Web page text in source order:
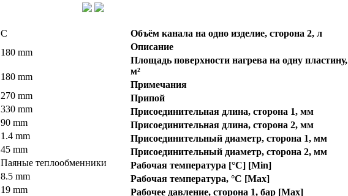
C
180 mm
180 mm
270 mm
330 mm
90 mm
1.4 mm
45 mm
Паяные теплообменники
8.5 mm
19 mm
Объём канала на одно изделие, сторона 2, л
Описание
Площадь поверхности нагрева на одну пластину,
м²
Примечания
Припой
Присоединительная длина, сторона 1, мм
Присоединительная длина, сторона 2, мм
Присоединительный диаметр, сторона 1, мм
Присоединительный диаметр, сторона 2, мм
Рабочая температура [°C] [Min]
Рабочая температура, °C [Max]
Рабочее давление, сторона 1, бар [Max]